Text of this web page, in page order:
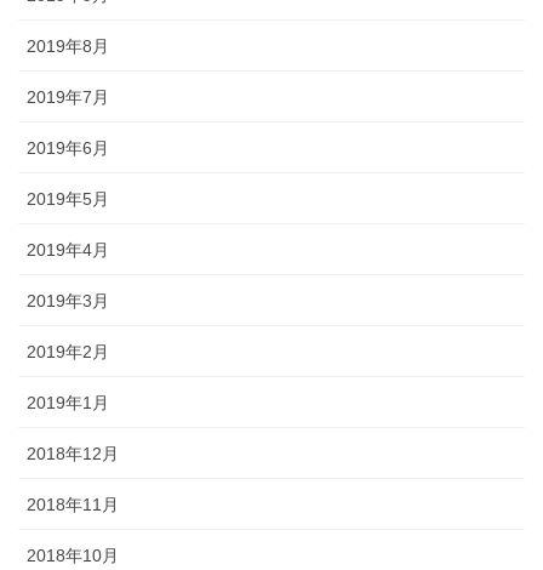
2019年8月
2019年7月
2019年6月
2019年5月
2019年4月
2019年3月
2019年2月
2019年1月
2018年12月
2018年11月
2018年10月